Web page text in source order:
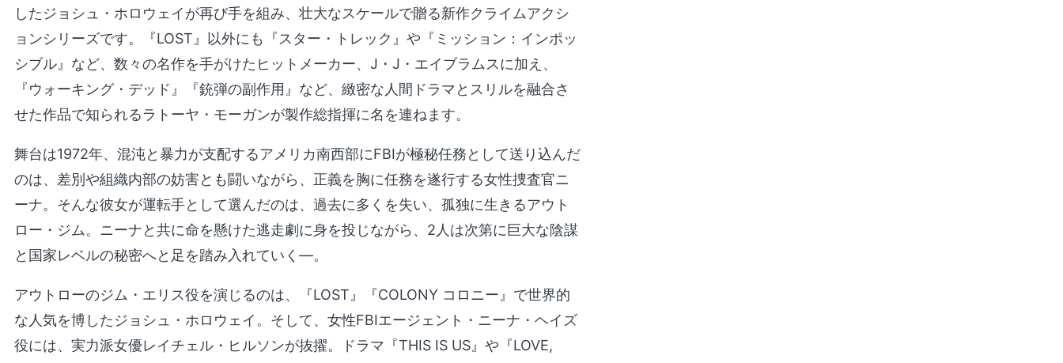
したジョシュ・ホロウェイが再び手を組み、壮大なスケールで贈る新作クライムアクシ
ョンシリーズです。『LOST』以外にも『スター・トレック』や『ミッション：インポッ
シブル』など、数々の名作を手がけたヒットメーカー、J・J・エイブラムスに加え、
『ウォーキング・デッド』『銃弾の副作用』など、緻密な人間ドラマとスリルを融合さ
せた作品で知られるラトーヤ・モーガンが製作総指揮に名を連ねます。
舞台は1972年、混沌と暴力が支配するアメリカ南西部にFBIが極秘任務として送り込んだ
のは、差別や組織内部の妨害とも闘いながら、正義を胸に任務を遂行する女性捜査官ニ
ーナ。そんな彼女が運転手として選んだのは、過去に多くを失い、孤独に生きるアウト
ロー・ジム。ニーナと共に命を懸けた逃走劇に身を投じながら、2人は次第に巨大な陰謀
と国家レベルの秘密へと足を踏み入れていく—。
アウトローのジム・エリス役を演じるのは、『LOST』『COLONY コロニー』で世界的
な人気を博したジョシュ・ホロウェイ。そして、女性FBIエージェント・ニーナ・ヘイズ
役には、実力派女優レイチェル・ヒルソンが抜擢。ドラマ『THIS IS US』や『LOVE,